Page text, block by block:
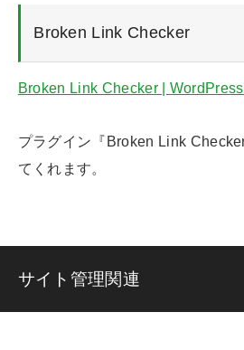
Broken Link Checker
Broken Link Checker |
プラグイン『Broken Link
てくれます。
サイト管理関連